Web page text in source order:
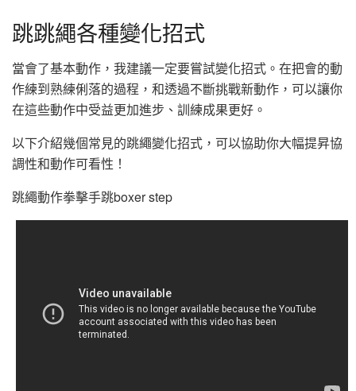
跳跳繩各種變化招式
當會了基本動作，我建議一定要嘗試變化招式。在把會的動
作練到熟練俐落的過程，和透過不斷挑戰新動作，可以讓你
在這些動作中受益更加進步、訓練成果更好。
以下介紹幾個常見的跳繩變化招式，可以協助你大幅提昇協
調性和動作可看性！
跳繩動作拳擊手跳boxer step